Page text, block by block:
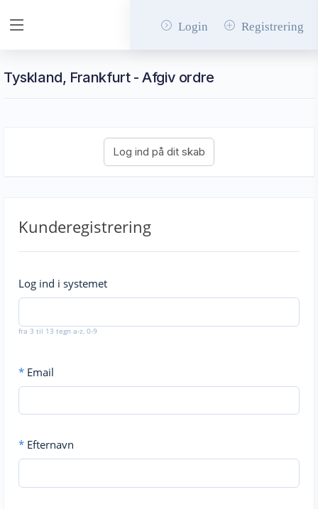
Login Registrering
Tyskland, Frankfurt - Afgiv ordre
Kunderegistrering
Log ind i systemet
fra 3 til 13 tegn a-z, 0-9
* Email
* Efternavn